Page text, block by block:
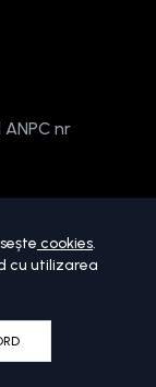
nr
cookies.
cu utilizarea